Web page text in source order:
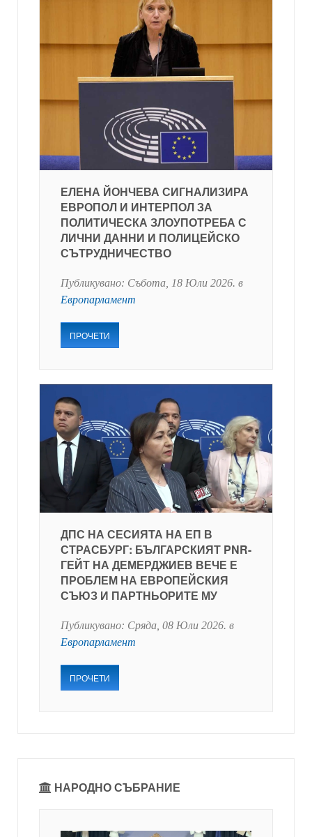
ЕЛЕНА ЙОНЧЕВА СИГНАЛИЗИРА
ЕВРОПОЛ И ИНТЕРПОЛ ЗА
ПОЛИТИЧЕСКА ЗЛОУПОТРЕБА С
ЛИЧНИ ДАННИ И ПОЛИЦЕЙСКО
СЪТРУДНИЧЕСТВО
Публикувано: Събота, 18 Юли 2026. в
Европарламент
ПРОЧЕТИ
ДПС НА СЕСИЯТА НА ЕП В
СТРАСБУРГ: БЪЛГАРСКИЯТ PNR-
ГЕЙТ НА ДЕМЕРДЖИЕВ ВЕЧЕ Е
ПРОБЛЕМ НА ЕВРОПЕЙСКИЯ
СЪЮЗ И ПАРТНЬОРИТЕ МУ
Публикувано: Сряда, 08 Юли 2026. в
Европарламент
ПРОЧЕТИ
НАРОДНО СЪБРАНИЕ